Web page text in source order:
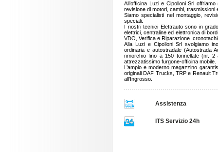
All’officina Luzi e Cipolloni Srl
revisione di motori, cambi, trasmissioni
Siamo specialisti nel montaggio,
speciali.
I nostri tecnici Elettrauto sono in
elettrici, centraline ed elettronica di
VDO, Verifica e Riparazione
Alla Luzi e Cipolloni Srl svolgiamo
ordinaria e autostradale (Autostrada
rimorchio fino a 150 tonnellate (nr.
attrezzatissimo furgone-officina mobile.
L’ampio e moderno magazzino
originali DAF Trucks, TRP e Renault
all’Ingrosso.
Assistenza
ITS Servizio 24h